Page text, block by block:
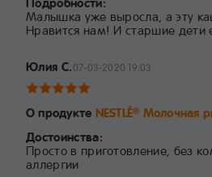
Малышка уже выросла, а эту
Нравится нам! И старшие дети
Юлия С.07-03-2020 19:03
О продукте NESTLÉ® Молочная
Достоинства:
Просто в приготовление, без
аллергии